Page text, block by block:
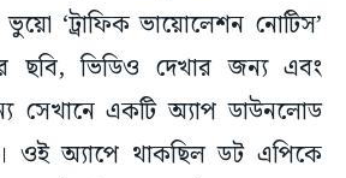
‘ট্রাফিক ভায়োলেশন নোটিস’
ছবি, ভিডিও দেখার জন্য এবং
সেখানে একটি অ্যাপ ডাউনলোড
ওই অ্যাপে থাকছিল ডট এপিকে